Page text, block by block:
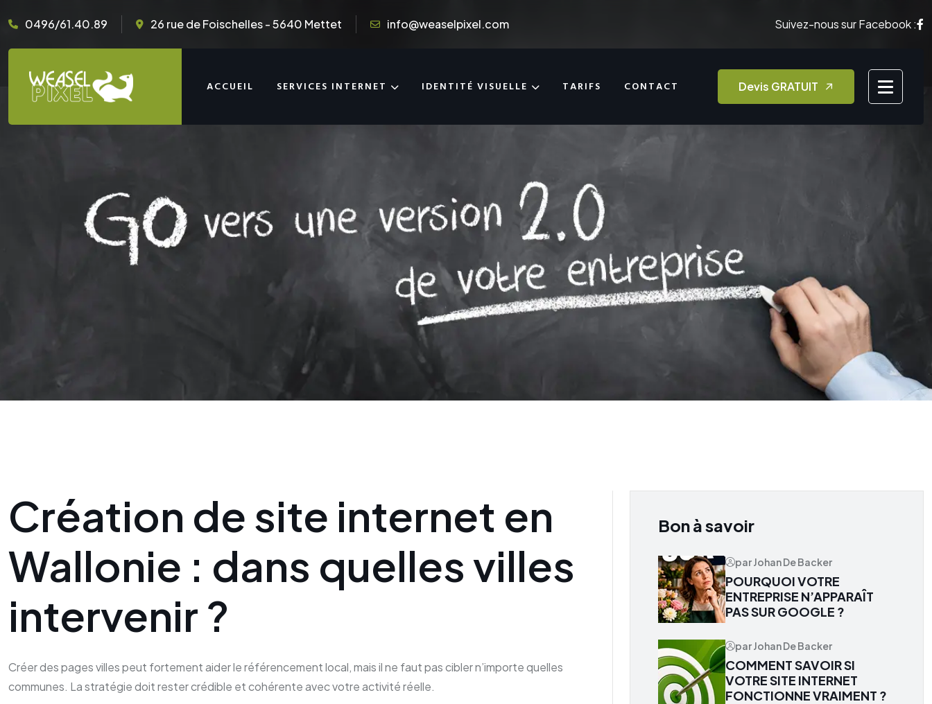
0496/61.40.89 26 rue de Foischelles - 5640 Mettet info@weaselpixel.com Suivez-nous sur Facebook :
ACCUEIL SERVICES INTERNET IDENTITÉ VISUELLE TARIFS CONTACT Devis GRATUIT
Création de site internet en
Wallonie : dans quelles villes
intervenir ?
Créer des pages villes peut fortement aider le référencement local, mais il ne faut pas cibler n’importe quelles
communes. La stratégie doit rester crédible et cohérente avec votre activité réelle.
Bon à savoir
par Johan De Backer
POURQUOI VOTRE
ENTREPRISE N’APPARAÎT
PAS SUR GOOGLE ?
par Johan De Backer
COMMENT SAVOIR SI
VOTRE SITE INTERNET
FONCTIONNE VRAIMENT ?